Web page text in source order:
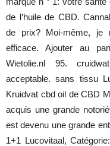
de l’huile de CBD.
de prix? Moi-même, je
efficace. Ajouter au
Wietolie.nl 95.
acceptable. sans tissu
Kruidvat cbd oil de CBD
acquis une grande
est devenu une grande
1+1 Lucovitaal,